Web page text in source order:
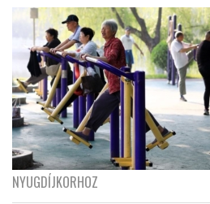
NYUGDÍJKORHOZ